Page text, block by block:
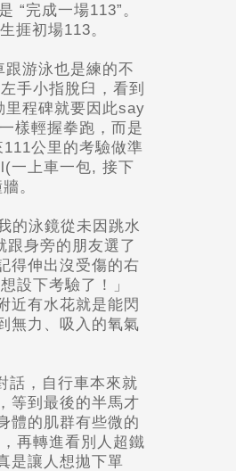
“完成一場113”。
捱初場113。
游泳也是練的不
手小指脫臼，看到
里程碑就要因此say
樣輕握拳跑，而是
公里的考驗做準
一上車一包, 接下
。
的泳鏡從未因跳水
身旁的朋友選了
得伸出沒受傷的右
設下考驗了！」
近有水花就是能閃
無力、吸入的氧氣
話，自行車本來就
等到最後的半馬才
體的肌群有些微的
再轉進看別人超鐵
是讓人想拋下單